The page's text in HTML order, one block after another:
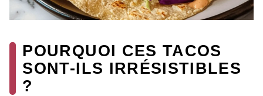
POURQUOI CES TACOS
SONT-ILS IRRÉSISTIBLES
?